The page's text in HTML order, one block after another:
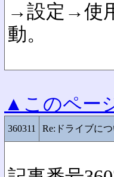
→設定→使
動。
▲このペー
360311 Re:ドライブに